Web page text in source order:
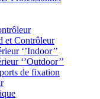
et Contrôleur
‘’Indoor’’
‘’Outdoor’’
de fixation